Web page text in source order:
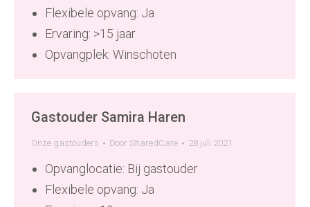
Flexibele opvang: Ja
Ervaring: >15 jaar
Opvangplek: Winschoten
Gastouder Samira Haren
Onze gastouders Door SharedCare 28 juli 2021
Opvanglocatie: Bij gastouder
Flexibele opvang: Ja